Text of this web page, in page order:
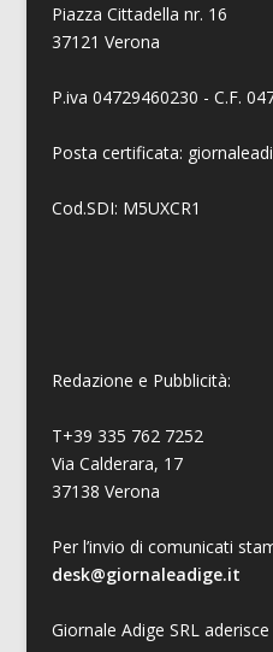
Piazza Cittadella nr. 16
37121 Verona
P.iva 04729460230 - C.F.
Posta certificata:
Cod.SDI: M5UXCR1
Redazione e Pubblicità:
T+39 335 762 7252
Via Calderara, 17
37138 Verona
Per l’invio di comunicati
desk@giornaleadige.it
Giornale Adige SRL